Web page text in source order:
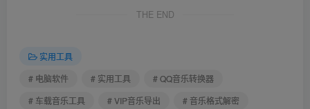
THE END
实用工具
# 电脑软件
# 实用工具
# QQ音乐转换器
# 车载音乐工具
# VIP音乐导出 # 音乐格式解密